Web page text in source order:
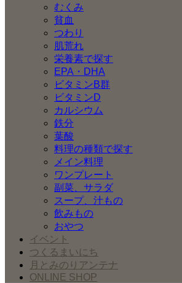
むくみ
貧血
つわり
肌荒れ
栄養素で探す
EPA・DHA
ビタミンB群
ビタミンD
カルシウム
鉄分
葉酸
料理の種類で探す
メイン料理
ワンプレート
副菜、サラダ
スープ、汁もの
飲みもの
おやつ
イベント
つくるまいにち
月とみのりアンテナ
ONLINE SHOP